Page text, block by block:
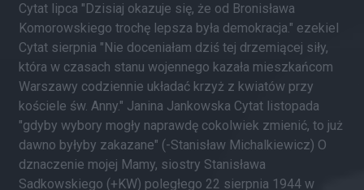
Cytat lipca "Dzisiaj okazuje się, że od Bronisława
Komorowskiego trochę lepsza była demokracja." ezekiel
Cytat sierpnia "Nie doceniałam dziś tej drzemiącej siły,
która w czasach stanu wojennego kazała mieszkańcom
Warszawy codziennie układać krzyż z kwiatów przy
kościele św. Anny." Janina Jankowska Cytat listopada
"gdyby wybory mogły naprawdę cokolwiek zmienić, to już
dawno byłyby zakazane" (-Stanisław Michalkiewicz) O
dznaczenie mojej Mamy, siostry Stanisława
Sadkowskiego (+KW) poległego 22 sierpnia 1944 w